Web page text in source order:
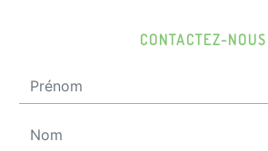
CONTACTEZ-NOUS